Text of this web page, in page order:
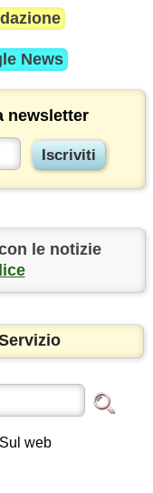
News
newsletter
le notizie
Sul web